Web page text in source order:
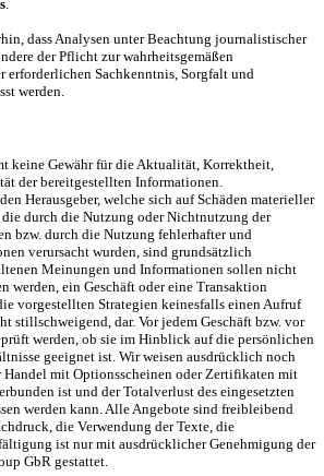
dass Analysen unter Beachtung journalistischer
der Pflicht zur wahrheitsgemäßen
erforderlichen Sachkenntnis, Sorgfalt und
werden.
keine Gewähr für die Aktualität, Korrektheit,
der bereitgestellten Informationen.
Herausgeber, welche sich auf Schäden materieller
durch die Nutzung oder Nichtnutzung der
bzw. durch die Nutzung fehlerhafter und
verursacht wurden, sind grundsätzlich
Meinungen und Informationen sollen nicht
werden, ein Geschäft oder eine Transaktion
vorgestellten Strategien keinesfalls einen Aufruf
stillschweigend, dar. Vor jedem Geschäft bzw. vor
werden, ob sie im Hinblick auf die persönlichen
geeignet ist. Wir weisen ausdrücklich noch
Handel mit Optionsscheinen oder Zertifikaten mit
ist und der Totalverlust des eingesetzten
werden kann. Alle Angebote sind freibleibend
die Verwendung der Texte, die
ist nur mit ausdrücklicher Genehmigung der
GbR gestattet.